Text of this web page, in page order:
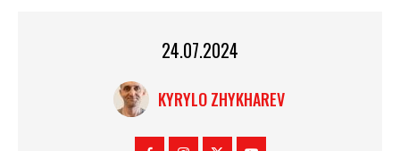
24.07.2024
KYRYLO ZHYKHAREV